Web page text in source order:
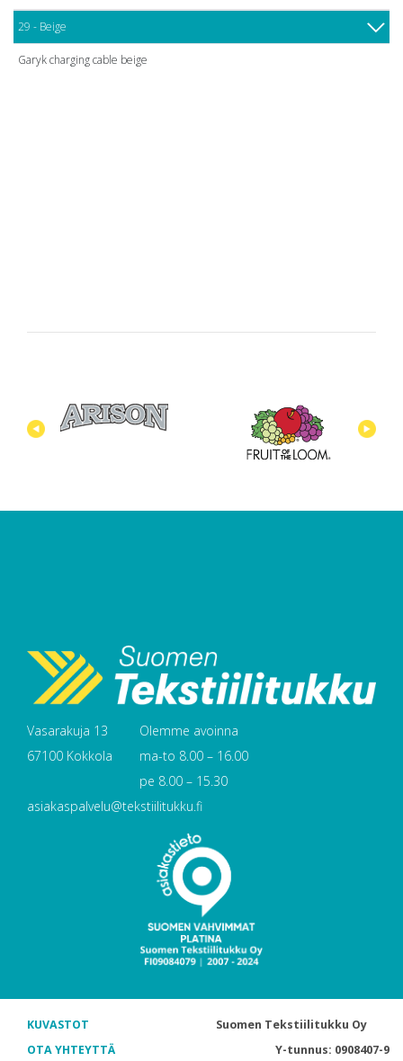
29 - Beige
Garyk charging cable beige
Vasarakuja 13
67100 Kokkola
Olemme avoinna
ma-to 8.00 – 16.00
pe 8.00 – 15.30
asiakaspalvelu@tekstiilitukku.fi
KUVASTOT
OTA YHTEYTTÄ
Suomen Tekstiilitukku Oy
Y-tunnus: 0908407-9